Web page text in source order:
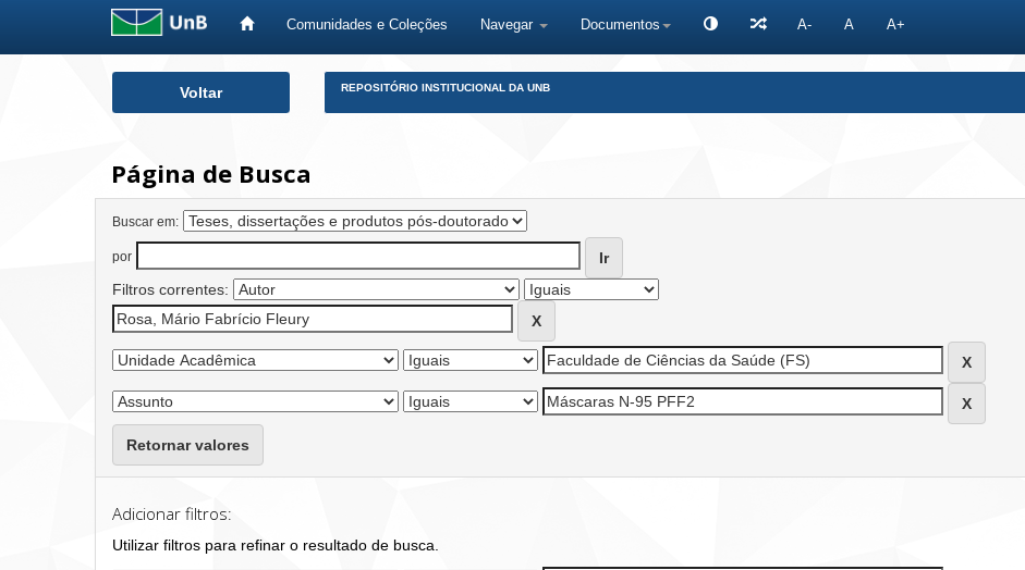
Comunidades e Coleções Navegar Documentos A- A A+
Voltar REPOSITÓRIO INSTITUCIONAL DA UNB
Página de Busca
Buscar em:
por
Filtros correntes:
Retornar valores
Adicionar filtros:
Utilizar filtros para refinar o resultado de busca.